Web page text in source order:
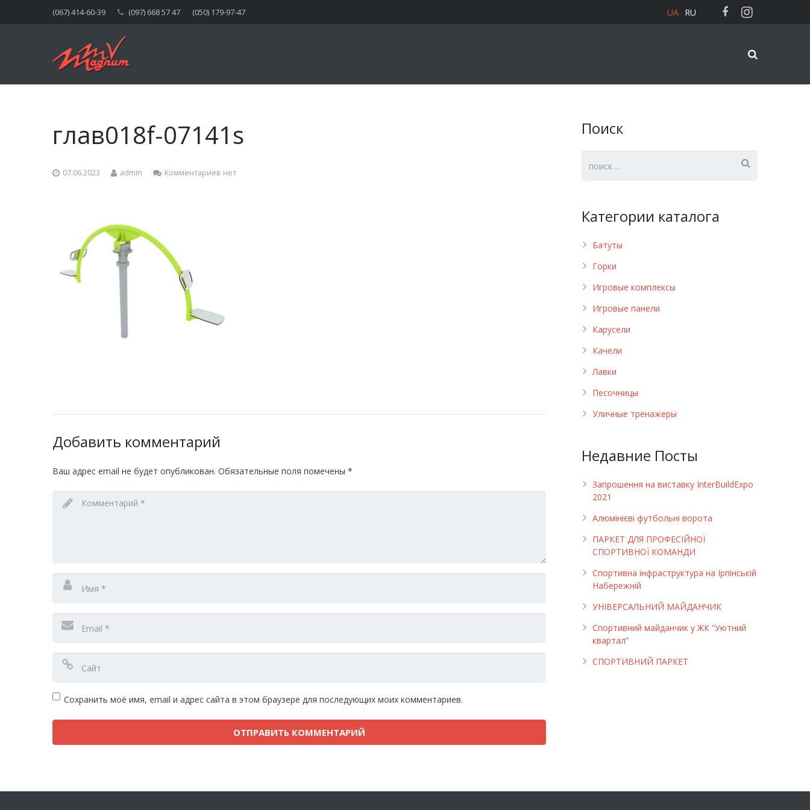
(067) 414-60-39 (097) 668 57 47 (050) 179-97-47 UA RU
глав018f-07141s
07.06.2023 admin Комментариев нет
Добавить комментарий
Ваш адрес email не будет опубликован. Обязательные поля помечены *
Сохранить моё имя, email и адрес сайта в этом браузере для последующих моих комментариев.
Поиск
Категории каталога
Батуты
Горки
Игровые комплексы
Игровые панели
Карусели
Качели
Лавки
Песочницы
Уличные тренажеры
Недавние Посты
Запрошення на виставку InterBuildExpo
2021
Алюмінієві футбольні ворота
ПАРКЕТ ДЛЯ ПРОФЕСІЙНОЇ
СПОРТИВНОЇ КОМАНДИ
Спортивна інфраструктура на Ірпінській
Набережній
УНІВЕРСАЛЬНИЙ МАЙДАНЧИК
Cпортивний майданчик у ЖК “Уютний
квартал”
СПОРТИВНИЙ ПАРКЕТ